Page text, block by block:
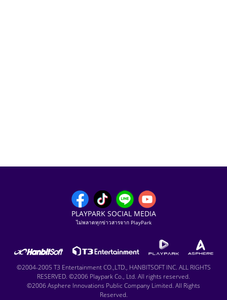
PLAYPARK SOCIAL MEDIA
ไม่พลาดทุกข่าวสารจาก PlayPark
©2004-2005 T3 Entertainment CO.,LTD., HANBITSOFT INC. ALL RIGHTS
RESERVED. ©2006 Playpark Co., Ltd. All rights reserved.
©2006 Asphere Innovations Public Company Limited. All Rights
Reserved.